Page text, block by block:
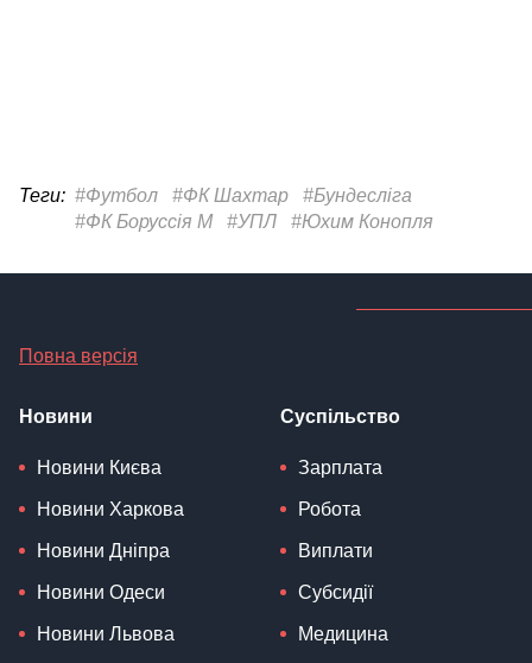
Теги: #Футбол #ФК Шахтар
#Бундесліга
#ФК Боруссія М
#УПЛ #Юхим Конопля
Повна версія
Новини
Новини Києва
Новини Харкова
Новини Дніпра
Новини Одеси
Новини Львова
Суспільство
Зарплата
Робота
Виплати
Субсидії
Медицина